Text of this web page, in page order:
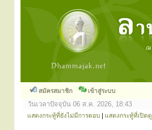
สมัครสมาชิก เข้าสู่ระบบ
วันเวลาปัจจุบัน 06 ส.ค. 2026, 18:43
แสดงกระทู้ที่ยังไม่มีการตอบ แสดงกระทู้ที่เปิด